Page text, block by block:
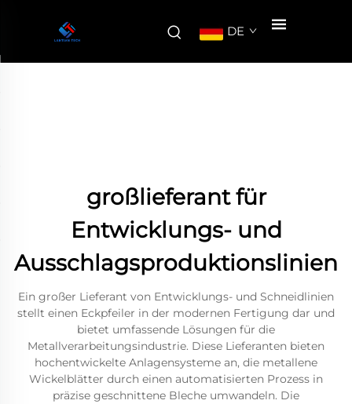
DE
großlieferant für
Entwicklungs- und
Ausschlagsproduktionslinien
Ein großer Lieferant von Entwicklungs- und Schneidlinien
stellt einen Eckpfeiler in der modernen Fertigung dar und
bietet umfassende Lösungen für die
Metallverarbeitungsindustrie. Diese Lieferanten bieten
hochentwickelte Anlagensysteme an, die metallene
Wickelblätter durch einen automatisierten Prozess in
präzise geschnittene Bleche umwandeln. Die